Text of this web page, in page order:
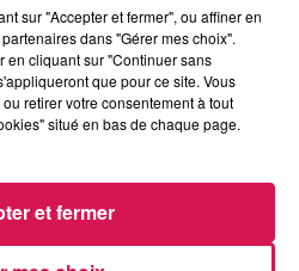
de la Ligne des Auditeurs
sur "Accepter et fermer", ou affiner en
dans "Gérer mes choix".
en cliquant sur "Continuer sans
que pour ce site. Vous
retirer votre consentement à tout
situé en bas de chaque page.
et fermer